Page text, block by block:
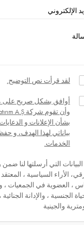
لقد قرأت نص التوضيح.
أوافق بشكل صريح على
بشأن الإعلانات و
بياناتي لهذا الهدف، و
الخدمات.
التي أرسلتها لنا
الأراء السياسية ،
، العضوية في الجمعيات ،
الجنسية ، والإدانة
والجينية